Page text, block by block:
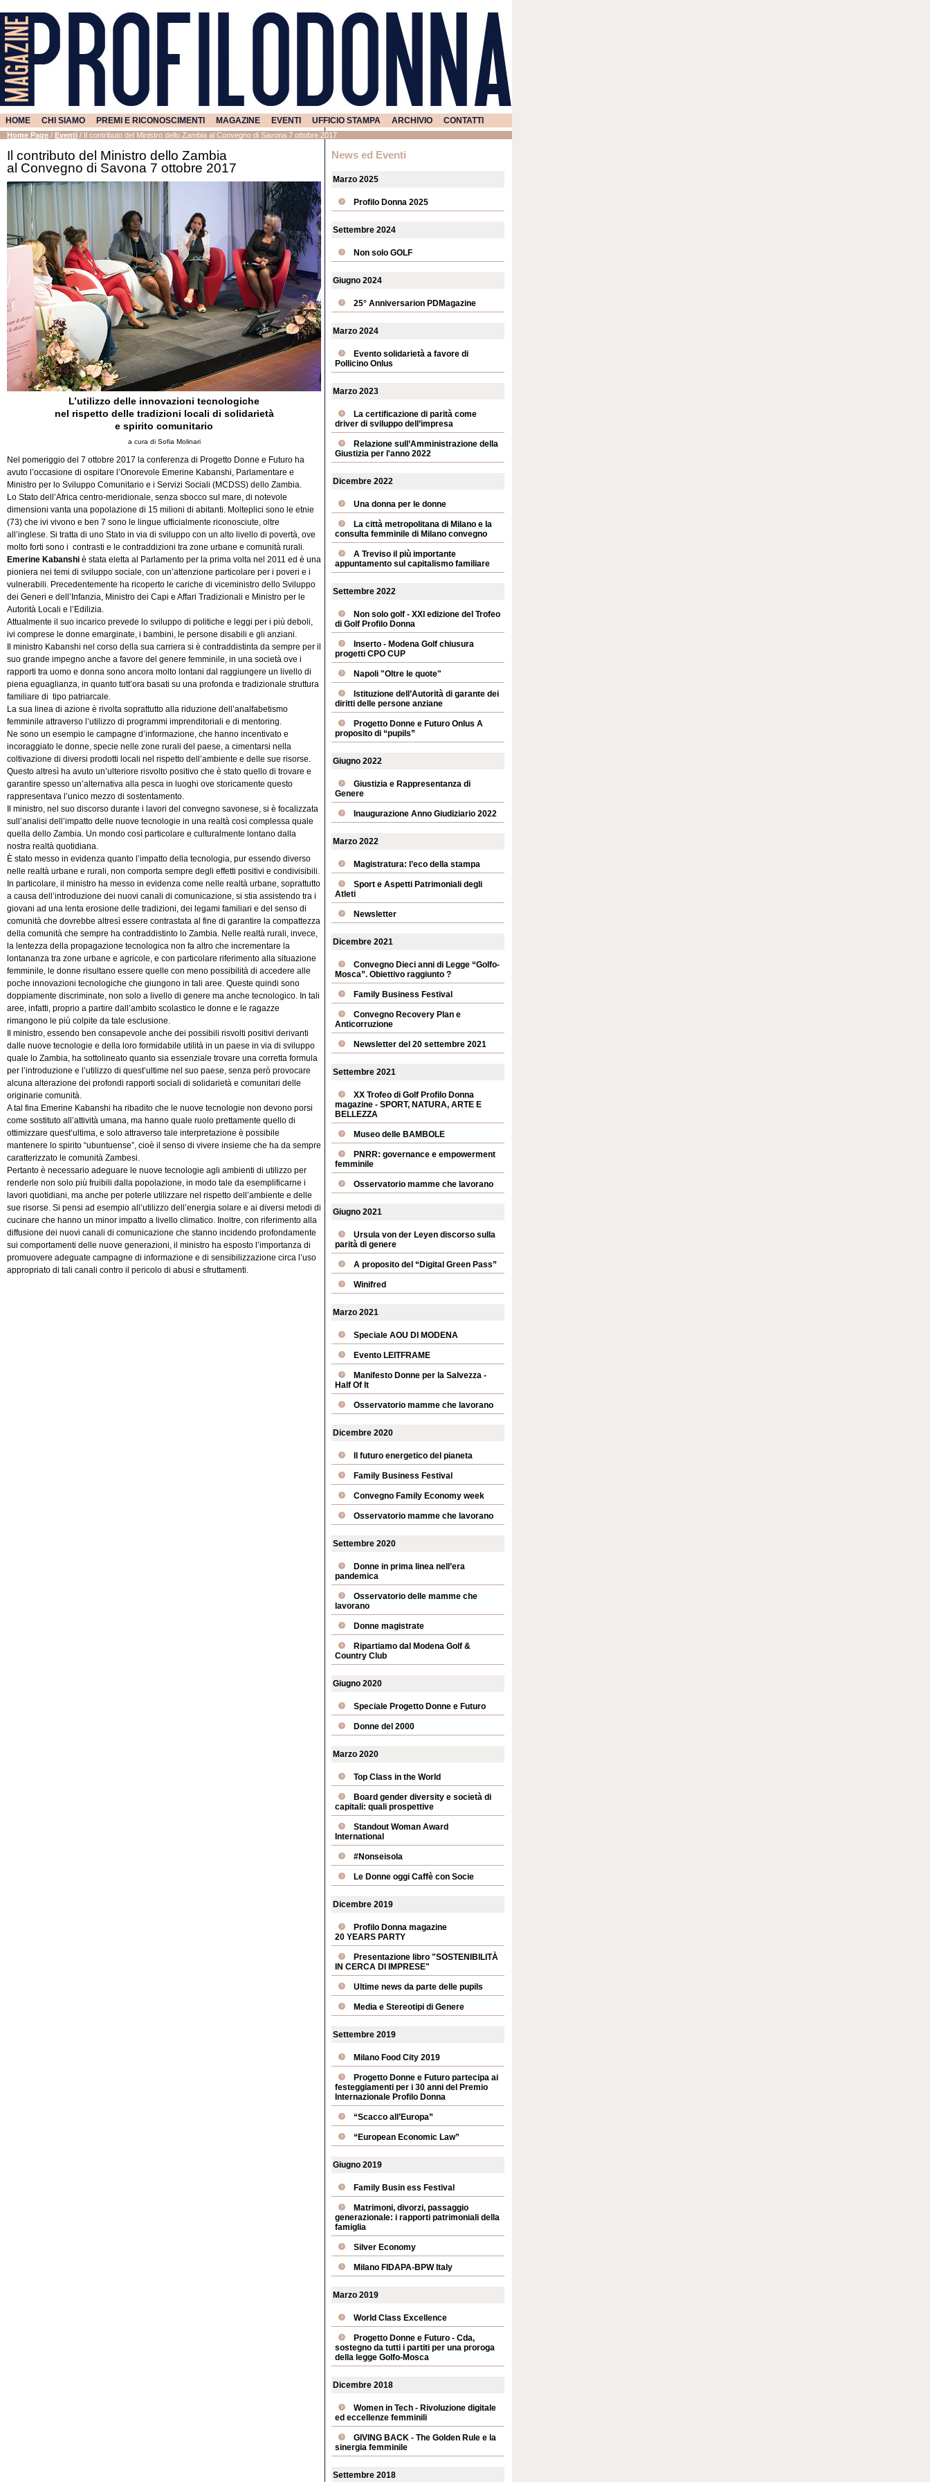
HOME CHI SIAMO PREMI E RICONOSCIMENTI MAGAZINE EVENTI UFFICIO STAMPA ARCHIVIO CONTATTI
Home Page / Eventi / Il contributo del Ministro dello Zambia al Convegno di Savona 7 ottobre 2017
Il contributo del Ministro dello Zambia
al Convegno di Savona 7 ottobre 2017
L’utilizzo delle innovazioni tecnologiche
nel rispetto delle tradizioni locali di solidarietà
e spirito comunitario
a cura di Sofia Molinari
Nel pomeriggio del 7 ottobre 2017 la conferenza di Progetto Donne e Futuro ha
avuto l’occasione di ospitare l’Onorevole Emerine Kabanshi, Parlamentare e
Ministro per lo Sviluppo Comunitario e i Servizi Sociali (MCDSS) dello Zambia.
Lo Stato dell’Africa centro-meridionale, senza sbocco sul mare, di notevole
dimensioni vanta una popolazione di 15 milioni di abitanti. Molteplici sono le etnie
(73) che ivi vivono e ben 7 sono le lingue ufficialmente riconosciute, oltre
all’inglese. Si tratta di uno Stato in via di sviluppo con un alto livello di povertà, ove
molto forti sono i contrasti e le contraddizioni tra zone urbane e comunità rurali.
Emerine Kabanshi è stata eletta al Parlamento per la prima volta nel 2011 ed è una
pioniera nei temi di sviluppo sociale, con un’attenzione particolare per i poveri e i
vulnerabili. Precedentemente ha ricoperto le cariche di viceministro dello Sviluppo
dei Generi e dell’Infanzia, Ministro dei Capi e Affari Tradizionali e Ministro per le
Autorità Locali e l’Edilizia.
Attualmente il suo incarico prevede lo sviluppo di politiche e leggi per i più deboli,
ivi comprese le donne emarginate, i bambini, le persone disabili e gli anziani.
Il ministro Kabanshi nel corso della sua carriera si è contraddistinta da sempre per il
suo grande impegno anche a favore del genere femminile, in una società ove i
rapporti tra uomo e donna sono ancora molto lontani dal raggiungere un livello di
piena eguaglianza, in quanto tutt’ora basati su una profonda e tradizionale struttura
familiare di tipo patriarcale.
La sua linea di azione è rivolta soprattutto alla riduzione dell’analfabetismo
femminile attraverso l’utilizzo di programmi imprenditoriali e di mentoring.
Ne sono un esempio le campagne d’informazione, che hanno incentivato e
incoraggiato le donne, specie nelle zone rurali del paese, a cimentarsi nella
coltivazione di diversi prodotti locali nel rispetto dell’ambiente e delle sue risorse.
Questo altresì ha avuto un’ulteriore risvolto positivo che è stato quello di trovare e
garantire spesso un’alternativa alla pesca in luoghi ove storicamente questo
rappresentava l’unico mezzo di sostentamento.
Il ministro, nel suo discorso durante i lavori del convegno savonese, si è focalizzata
sull’analisi dell’impatto delle nuove tecnologie in una realtà così complessa quale
quella dello Zambia. Un mondo così particolare e culturalmente lontano dalla
nostra realtà quotidiana.
È stato messo in evidenza quanto l’impatto della tecnologia, pur essendo diverso
nelle realtà urbane e rurali, non comporta sempre degli effetti positivi e condivisibili.
In particolare, il ministro ha messo in evidenza come nelle realtà urbane, soprattutto
a causa dell’introduzione dei nuovi canali di comunicazione, si stia assistendo tra i
giovani ad una lenta erosione delle tradizioni, dei legami familiari e del senso di
comunità che dovrebbe altresì essere contrastata al fine di garantire la compattezza
della comunità che sempre ha contraddistinto lo Zambia. Nelle realtà rurali, invece,
la lentezza della propagazione tecnologica non fa altro che incrementare la
lontananza tra zone urbane e agricole, e con particolare riferimento alla situazione
femminile, le donne risultano essere quelle con meno possibilità di accedere alle
poche innovazioni tecnologiche che giungono in tali aree. Queste quindi sono
doppiamente discriminate, non solo a livello di genere ma anche tecnologico. In tali
aree, infatti, proprio a partire dall’ambito scolastico le donne e le ragazze
rimangono le più colpite da tale esclusione.
Il ministro, essendo ben consapevole anche dei possibili risvolti positivi derivanti
dalle nuove tecnologie e della loro formidabile utilità in un paese in via di sviluppo
quale lo Zambia, ha sottolineato quanto sia essenziale trovare una corretta formula
per l’introduzione e l’utilizzo di quest’ultime nel suo paese, senza però provocare
alcuna alterazione dei profondi rapporti sociali di solidarietà e comunitari delle
originarie comunità.
A tal fina Emerine Kabanshi ha ribadito che le nuove tecnologie non devono porsi
come sostituto all’attività umana, ma hanno quale ruolo prettamente quello di
ottimizzare quest’ultima, e solo attraverso tale interpretazione è possibile
mantenere lo spirito “ubuntuense”, cioè il senso di vivere insieme che ha da sempre
caratterizzato le comunità Zambesi.
Pertanto è necessario adeguare le nuove tecnologie agli ambienti di utilizzo per
renderle non solo più fruibili dalla popolazione, in modo tale da esemplificarne i
lavori quotidiani, ma anche per poterle utilizzare nel rispetto dell’ambiente e delle
sue risorse. Si pensi ad esempio all’utilizzo dell’energia solare e ai diversi metodi di
cucinare che hanno un minor impatto a livello climatico. Inoltre, con riferimento alla
diffusione dei nuovi canali di comunicazione che stanno incidendo profondamente
sui comportamenti delle nuove generazioni, il ministro ha esposto l’importanza di
promuovere adeguate campagne di informazione e di sensibilizzazione circa l’uso
appropriato di tali canali contro il pericolo di abusi e sfruttamenti.
News ed Eventi
Marzo 2025
Profilo Donna 2025
Settembre 2024
Non solo GOLF
Giugno 2024
25° Anniversarion PDMagazine
Marzo 2024
Evento solidarietà a favore di
Pollicino Onlus
Marzo 2023
La certificazione di parità come
driver di sviluppo dell’impresa
Relazione sull’Amministrazione della
Giustizia per l'anno 2022
Dicembre 2022
Una donna per le donne
La città metropolitana di Milano e la
consulta femminile di Milano convegno
A Treviso il più importante
appuntamento sul capitalismo familiare
Settembre 2022
Non solo golf - XXI edizione del Trofeo
di Golf Profilo Donna
Inserto - Modena Golf chiusura
progetti CPO CUP
Napoli "Oltre le quote"
Istituzione dell’Autorità di garante dei
diritti delle persone anziane
Progetto Donne e Futuro Onlus A
proposito di “pupils”
Giugno 2022
Giustizia e Rappresentanza di
Genere
Inaugurazione Anno Giudiziario 2022
Marzo 2022
Magistratura: l’eco della stampa
Sport e Aspetti Patrimoniali degli
Atleti
Newsletter
Dicembre 2021
Convegno Dieci anni di Legge “Golfo-
Mosca”. Obiettivo raggiunto ?
Family Business Festival
Convegno Recovery Plan e
Anticorruzione
Newsletter del 20 settembre 2021
Settembre 2021
XX Trofeo di Golf Profilo Donna
magazine - SPORT, NATURA, ARTE E
BELLEZZA
Museo delle BAMBOLE
PNRR: governance e empowerment
femminile
Osservatorio mamme che lavorano
Giugno 2021
Ursula von der Leyen discorso sulla
parità di genere
A proposito del “Digital Green Pass”
Winifred
Marzo 2021
Speciale AOU DI MODENA
Evento LEITFRAME
Manifesto Donne per la Salvezza -
Half Of It
Osservatorio mamme che lavorano
Dicembre 2020
Il futuro energetico del pianeta
Family Business Festival
Convegno Family Economy week
Osservatorio mamme che lavorano
Settembre 2020
Donne in prima linea nell’era
pandemica
Osservatorio delle mamme che
lavorano
Donne magistrate
Ripartiamo dal Modena Golf &
Country Club
Giugno 2020
Speciale Progetto Donne e Futuro
Donne del 2000
Marzo 2020
Top Class in the World
Board gender diversity e società di
capitali: quali prospettive
Standout Woman Award
International
#Nonseisola
Le Donne oggi Caffè con Socie
Dicembre 2019
Profilo Donna magazine
20 YEARS PARTY
Presentazione libro "SOSTENIBILITÀ
IN CERCA DI IMPRESE"
Ultime news da parte delle pupils
Media e Stereotipi di Genere
Settembre 2019
Milano Food City 2019
Progetto Donne e Futuro partecipa ai
festeggiamenti per i 30 anni del Premio
Internazionale Profilo Donna
“Scacco all’Europa”
“European Economic Law”
Giugno 2019
Family Busin ess Festival
Matrimoni, divorzi, passaggio
generazionale: i rapporti patrimoniali della
famiglia
Silver Economy
Milano FIDAPA-BPW Italy
Marzo 2019
World Class Excellence
Progetto Donne e Futuro - Cda,
sostegno da tutti i partiti per una proroga
della legge Golfo-Mosca
Dicembre 2018
Women in Tech - Rivoluzione digitale
ed eccellenze femminili
GIVING BACK - The Golden Rule e la
sinergia femminile
Settembre 2018